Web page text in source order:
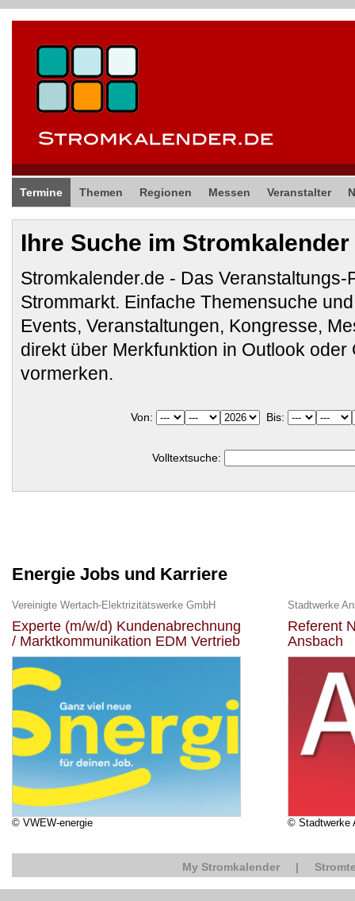
Termine Themen Regionen Messen Veranstalter
Ihre Suche im Stromkalender
Stromkalender.de - Das Veranstaltungs-
Strommarkt. Einfache Themensuche
Events, Veranstaltungen, Kongresse,
direkt über Merkfunktion in Outlook oder
vormerken.
Von: Bis:
Volltextsuche:
Energie Jobs und Karriere
Vereinigte Wertach-Elektrizitätswerke GmbH
Experte (m/w/d) Kundenabrechnung
/ Marktkommunikation EDM Vertrieb
© VWEW-energie
Stadtwerke
Referent
Ansbach
© Stadtwerke
My Stromkalender |